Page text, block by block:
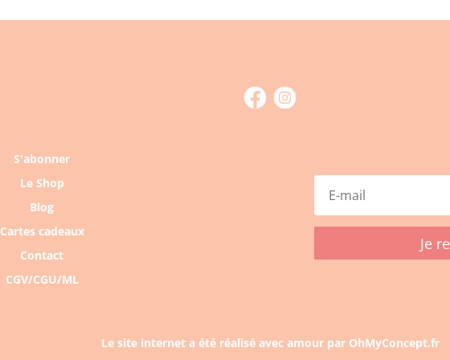
S'abonner
Le Shop
Blog
Cartes cadeaux
Contact
CGV/CGU/ML
Je
Le site internet a été réalisé avec amour par OhMyConcept.fr